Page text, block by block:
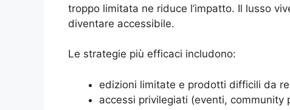
troppo limitata ne riduce l’impatto. Il lusso
diventare accessibile.
Le strategie più efficaci includono:
edizioni limitate e prodotti difficili da
accessi privilegiati (eventi, community